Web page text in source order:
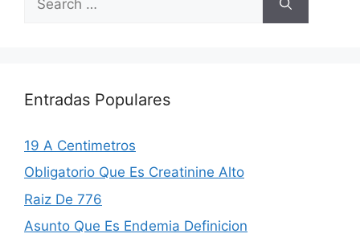
for:
Entradas Populares
19 A Centimetros
Obligatorio Que Es Creatinine Alto
Raiz De 776
Asunto Que Es Endemia Definicion